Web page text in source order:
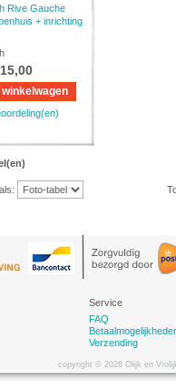
Rive Gauche
+ inrichting
winkelwagen
Service
FAQ
Verzending
copyright © 2026 Olijk en